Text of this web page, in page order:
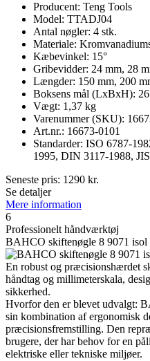
Producent: Teng Tools
Model: TTADJ04
Antal nøgler: 4 stk.
Materiale:
Kæbevinkel: 15°
Gribevidder: 24 mm, 28
Længder: 150 mm, 200
Boksens mål (LxBxH):
Vægt: 1,37 kg
Varenummer (SKU):
Art.nr.: 16673-0101
Standarder: ISO 6787-
1995, DIN 3117-1988,
Seneste pris: 1290 kr.
Se detaljer
Mere information
6
Professionelt håndværktøj
BAHCO skiftenøgle 8 9071 isol
En robust og præcisionshærdet
håndtag og millimeterskala,
sikkerhed.
Hvorfor den er blevet udvalgt:
sin kombination af ergonomisk
præcisionsfremstilling. Den
brugere, der har behov for en
elektriske eller tekniske miljøer.